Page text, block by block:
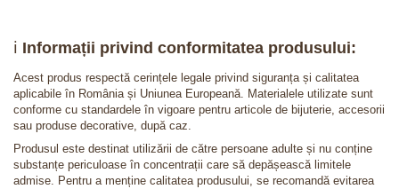
ℹ️ Informații privind conformitatea produsului:
Acest produs respectă cerințele legale privind siguranța și calitatea
aplicabile în România și Uniunea Europeană. Materialele utilizate sunt
conforme cu standardele în vigoare pentru articole de bijuterie, accesorii
sau produse decorative, după caz.
Produsul este destinat utilizării de către persoane adulte și nu conține
substanțe periculoase în concentrații care să depășească limitele
admise. Pentru a menține calitatea produsului, se recomandă evitarea